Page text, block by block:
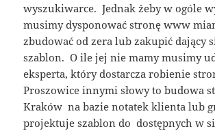
wyszukiwarce. Jednak żeby w ogóle
musimy dysponować stronę www
zbudować od zera lub zakupić dający
szablon. O ile jej nie mamy musimy
eksperta, który dostarcza robienie
Proszowice innymi słowy to budowa
Kraków na bazie notatek klienta lub
projektuje szablon do dostępnych w